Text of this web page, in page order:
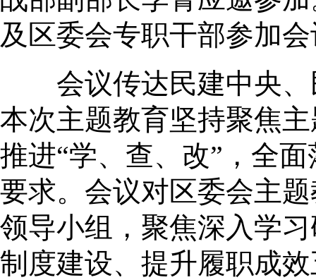
及区委会专职干部参加
会议传达民建中央、
本次主题教育坚持聚焦
推进“学、查、改”，全
要求。会议对区委会主
领导小组，聚焦深入学
制度建设、提升履职成